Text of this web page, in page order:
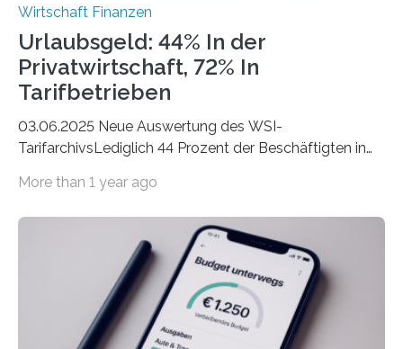
Wirtschaft Finanzen
Urlaubsgeld: 44% In der
Privatwirtschaft, 72% In
Tarifbetrieben
03.06.2025 Neue Auswertung des WSI-
TarifarchivsLediglich 44 Prozent der Beschäftigten in
tarifgebundenen Betrieben ist der Anteil mit 72 Prozent
Unterkünfte fast überall deutlich teurer geworden. Für
viele Beschäftigte ist deshalb das zumeist im Juni oder
Juli ausgezahlte Urlaubsgeld ein wichtiger Faktor, um
sich den wohlverdienten Jahresurlaub leisten zu
können. Allerdings erhält mit 44 Prozent noch nicht
einmal die Hälfte aller Beschäftigten in der
More than 1 year ago